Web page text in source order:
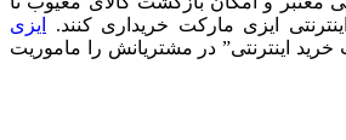
ایزی مارکت خریداری کنند.
ایزی
اینترنتی” در مشتریانش را ماموریت